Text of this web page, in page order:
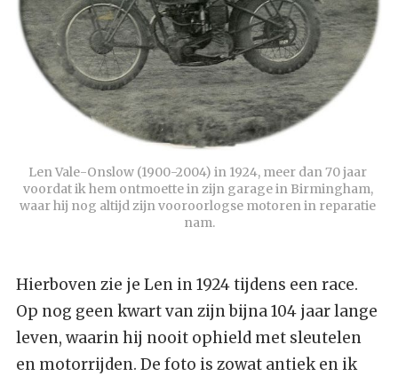
Len Vale-Onslow (1900-2004) in 1924, meer dan 70 jaar
voordat ik hem ontmoette in zijn garage in Birmingham,
waar hij nog altijd zijn vooroorlogse motoren in reparatie
nam.
Hierboven zie je Len in 1924 tijdens een race.
Op nog geen kwart van zijn bijna 104 jaar lange
leven, waarin hij nooit ophield met sleutelen
en motorrijden. De foto is zowat antiek en ik